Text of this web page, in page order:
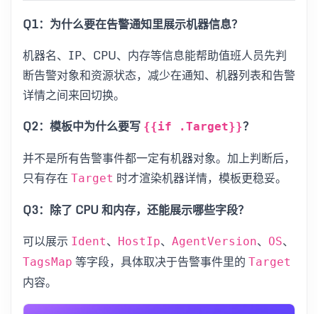
Q1：为什么要在告警通知里展示机器信息？
机器名、IP、CPU、内存等信息能帮助值班人员先判
断告警对象和资源状态，减少在通知、机器列表和告警
详情之间来回切换。
Q2：模板中为什么要写 {{if .Target}}？
并不是所有告警事件都一定有机器对象。加上判断后，
只有存在 Target 时才渲染机器详情，模板更稳妥。
Q3：除了 CPU 和内存，还能展示哪些字段？
可以展示 Ident、 HostIp、 AgentVersion、 OS、
TagsMap 等字段，具体取决于告警事件里的 Target
内容。